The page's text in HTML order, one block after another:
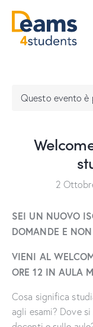
Questo evento è
2
SEI UN NUOVO
DOMANDE E
VIENI AL
ORE 12 IN AULA
Cosa significa
agli esami? Dove